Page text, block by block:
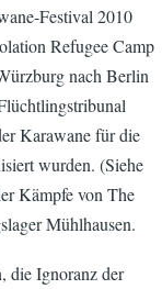
Festival 2010
Refugee Camp
nach Berlin
Karawane für die
wurden. (Siehe
Kämpfe von The
Mühlhausen.
die Ignoranz der